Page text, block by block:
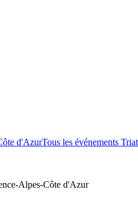
d'AzurTous les événements
Alpes-Côte d'Azur